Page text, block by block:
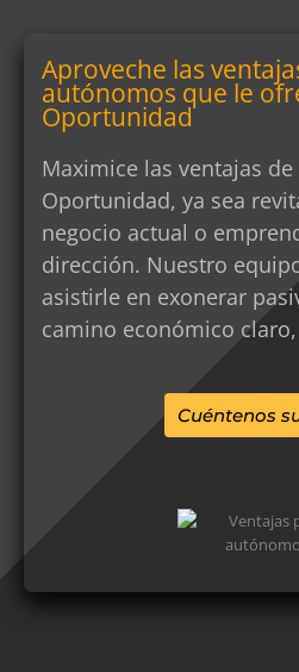
Aproveche las
autónomos que le
Oportunidad
Maximice las ventajas de
Oportunidad, ya sea
negocio actual o
dirección. Nuestro
asistirle en exonerar
camino económico
Cuéntenos